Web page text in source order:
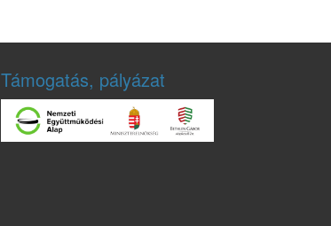
Támogatás, pályázat